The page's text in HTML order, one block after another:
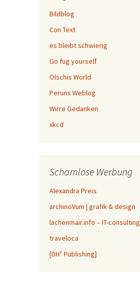
Bildblog
Con Text
es bleibt schwierig
Go fug yourself
Olschis World
Peruns Weblog
Wirre Gedanken
xkcd
Schamlose Werbung
Alexandra Preis
archinoVum | grafik & design
lachenmair.info – IT-consulting
traveloca
[DH² Publishing]